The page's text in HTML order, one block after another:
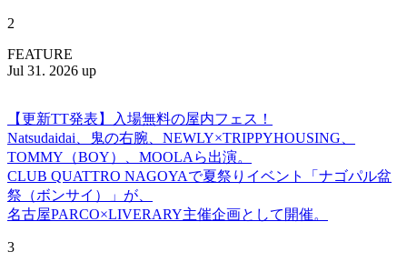
2
FEATURE
Jul 31. 2026 up
【更新TT発表】入場無料の屋内フェス！
Natsudaidai、鬼の右腕、NEWLY×TRIPPYHOUSING、
TOMMY（BOY）、MOOLAら出演。
CLUB QUATTRO NAGOYAで夏祭りイベント「ナゴパル盆
祭（ボンサイ）」が、
名古屋PARCO×LIVERARY主催企画として開催。
3